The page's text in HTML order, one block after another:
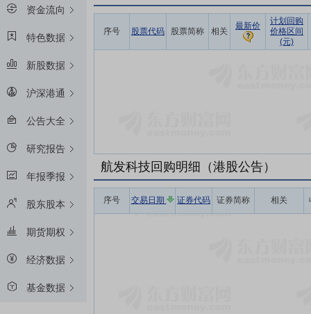
资金流向
特色数据
新股数据
沪深港通
公告大全
研究报告
年报季报
股东股本
期货期权
经济数据
基金数据
序号 股票代码 股票简称 相关
最新价
计划回购
价格区间
(元)
航发科技回购明细（港股公告）
序号 交易日期 证券代码 证券简称 相关